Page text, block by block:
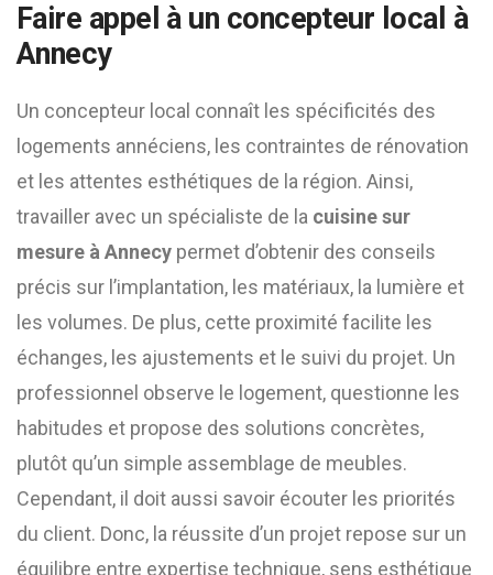
Faire appel à un concepteur local à
Annecy
Un concepteur local connaît les spécificités des
logements annéciens, les contraintes de rénovation
et les attentes esthétiques de la région. Ainsi,
travailler avec un spécialiste de la cuisine sur
mesure à Annecy permet d’obtenir des conseils
précis sur l’implantation, les matériaux, la lumière et
les volumes. De plus, cette proximité facilite les
échanges, les ajustements et le suivi du projet. Un
professionnel observe le logement, questionne les
habitudes et propose des solutions concrètes,
plutôt qu’un simple assemblage de meubles.
Cependant, il doit aussi savoir écouter les priorités
du client. Donc, la réussite d’un projet repose sur un
équilibre entre expertise technique, sens esthétique